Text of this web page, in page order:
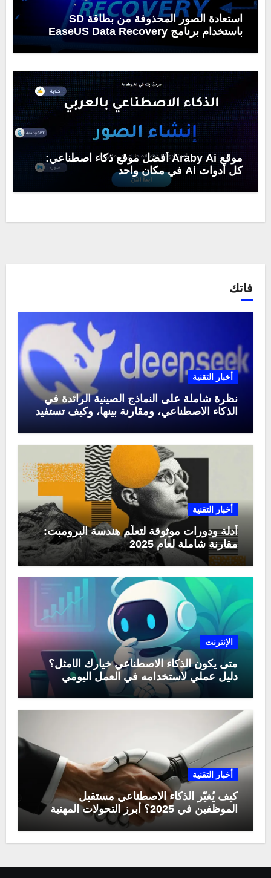
استعادة الصور المحذوفة من بطاقة SD
باستخدام برنامج EaseUS Data Recovery
موقع Araby Ai أفضل موقع ذكاء اصطناعي:
كل أدوات Ai في مكان واحد
فاتك
أخبار التقنية
نظرة شاملة على النماذج الصينية الرائدة في
الذكاء الاصطناعي، ومقارنة بينها، وكيف تستفيد
أخبار التقنية
أدلة ودورات موثوقة لتعلّم هندسة البرومبت:
مقارنة شاملة لعام 2025
الإنترنت
متى يكون الذكاء الاصطناعي خيارك الأمثل؟
دليل عملي لاستخدامه في العمل اليومي
أخبار التقنية
كيف يُغيّر الذكاء الاصطناعي مستقبل
الموظفين في 2025؟ أبرز التحولات المهنية